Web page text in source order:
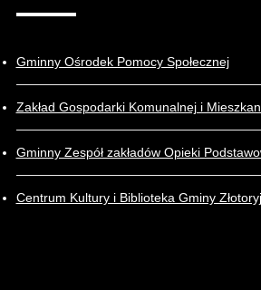
Gminny Ośrodek Pomocy Społecznej
Zakład Gospodarki Komunalnej i
Gminny Zespół zakładów Opieki
Centrum Kultury i Biblioteka Gminy